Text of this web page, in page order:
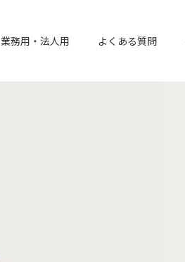
業務用・法人用 よくある質問